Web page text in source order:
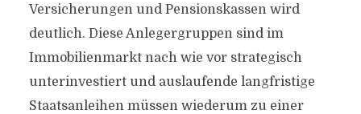
Versicherungen und Pensionskassen wird
deutlich. Diese Anlegergruppen sind im
Immobilienmarkt nach wie vor strategisch
unterinvestiert und auslaufende langfristige
Staatsanleihen müssen wiederum zu einer